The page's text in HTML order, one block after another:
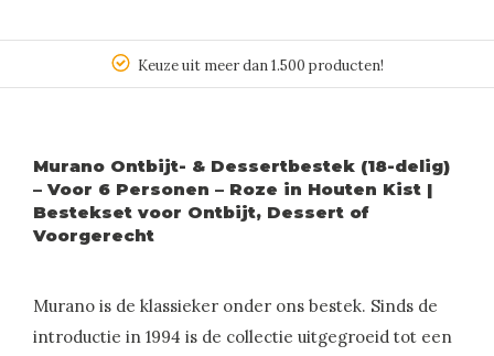
Keuze uit meer dan 1.500 producten!
Murano Ontbijt- & Dessertbestek (18-delig)
– Voor 6 Personen – Roze in Houten Kist |
Bestekset voor Ontbijt, Dessert of
Voorgerecht
Murano is de klassieker onder ons bestek. Sinds de
introductie in 1994 is de collectie uitgegroeid tot een